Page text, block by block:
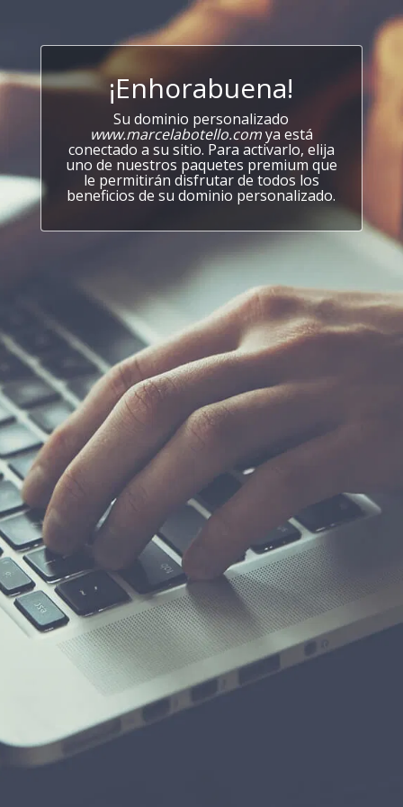
¡Enhorabuena!
Su dominio personalizado
www.marcelabotello.comya está
conectado a su sitio. Para activarlo, elija
uno de nuestros paquetes premium que
le permitirán disfrutar de todos los
beneficios de su dominio personalizado.